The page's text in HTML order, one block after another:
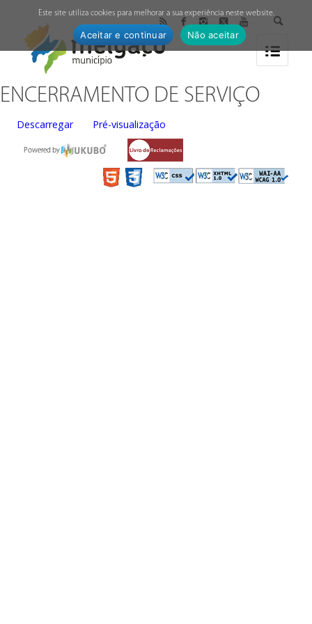
ENCERRAMENTO DE SERVIÇO
Descarregar Pré-visualização
Powered by
Este site utiliza cookies para melhorar a sua experiência neste website.
Aceitar e continuar Não aceitar